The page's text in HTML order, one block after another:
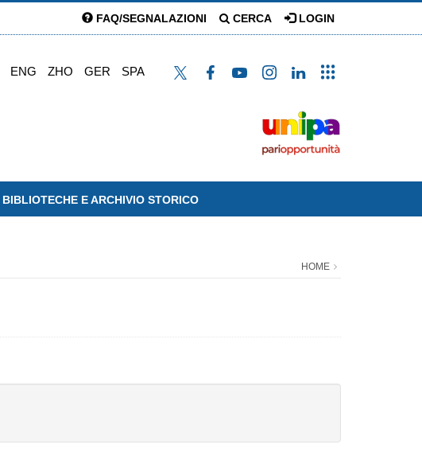
FAQ/SEGNALAZIONI CERCA LOGIN
ENG ZHO GER SPA
BIBLIOTECHE E ARCHIVIO STORICO
HOME